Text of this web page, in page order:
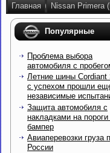
Главная Nissan Primera
Популярные
Проблема выбора
автомобиля с
Летние шины Cordiant
с успехом прошли
независимые
Защита автомобиля с
накладками на пороги
бампер
Авиаперевозки груза
России